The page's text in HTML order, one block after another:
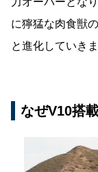
に獰猛な肉食獣
と進化していきま
なぜV10搭